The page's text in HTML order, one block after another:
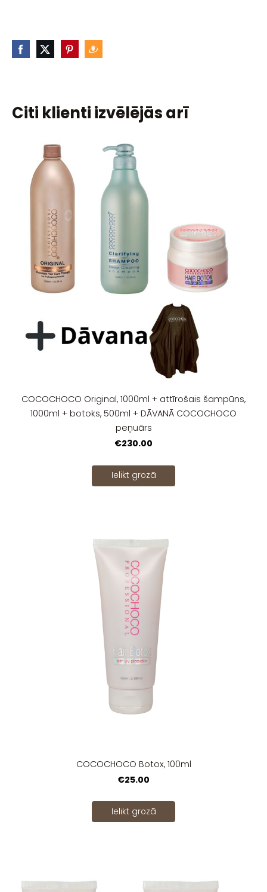
Citi klienti izvēlējās arī
COCOCHOCO Original, 1000ml + attīrošais šampūns,
1000ml + botoks, 500ml + DĀVANĀ COCOCHOCO
peņuārs
€230.00
Ielikt grozā
COCOCHOCO Botox, 100ml
€25.00
Ielikt grozā